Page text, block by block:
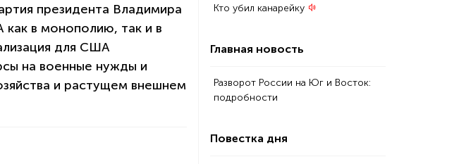
президента Владимира
в монополию, так и в
для США
на военные нужды и
и растущем внешнем
Кто убил канарейку
Главная новость
Разворот России на Юг и Восток:
подробности
Повестка дня